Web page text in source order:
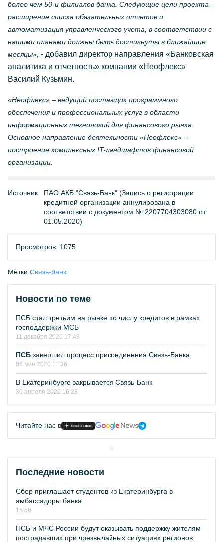
более чем 50-и филиалов банка. Следующие цели проекта –
расширение списка обязательных отчетов и
автоматизация управленческого учета, в соответствии с
нашими планами должны быть достигнуты в ближайшие
месяцы», - добавил директор направления «Банковская
аналитика и отчетность» компании «Неофлекс»
Василий Кузьмин.
«Неофлекс» – ведущий поставщик программного
обеспечения и профессиональных услуг в области
информационных технологий для финансового рынка.
Основное направление деятельности «Неофлекс» –
построение комплексных IT-ландшафтов финансовой
организации.
Источник:
ПАО АКБ "Связь-Банк" (Запись о регистрации
кредитной организации аннулирована в
соответствии с документом № 2207704303080 от
01.05.2020)
Просмотров: 1075
Метки:Связь-банк
Новости по теме
ПСБ стал третьим на рынке по числу кредитов в рамках
господдержки МСБ
11 декабря 2020 17:48
ПСБ завершил процесс присоединения Связь-Банка
06 мая 2020 11:36
В Екатеринбурге закрывается Связь-Банк
30 апреля 2020 16:23
Читайте нас в
Последние новости
Сбер приглашает студентов из Екатеринбурга в
амбассадоры банка
15:56
ПСБ и МЧС России будут оказывать поддержку жителям
пострадавших при чрезвычайных ситуациях регионов